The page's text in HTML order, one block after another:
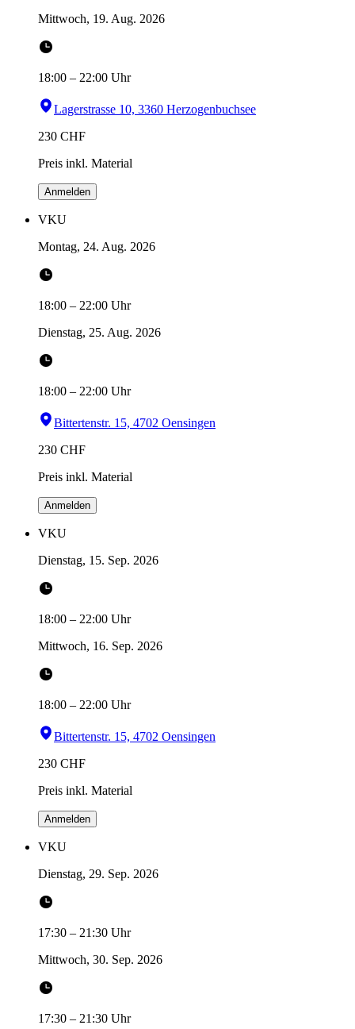
Mittwoch, 19. Aug. 2026
18:00 – 22:00 Uhr
Lagerstrasse 10, 3360 Herzogenbuchsee
230 CHF
Preis inkl. Material
Anmelden
VKU
Montag, 24. Aug. 2026
18:00 – 22:00 Uhr
Dienstag, 25. Aug. 2026
18:00 – 22:00 Uhr
Bittertenstr. 15, 4702 Oensingen
230 CHF
Preis inkl. Material
Anmelden
VKU
Dienstag, 15. Sep. 2026
18:00 – 22:00 Uhr
Mittwoch, 16. Sep. 2026
18:00 – 22:00 Uhr
Bittertenstr. 15, 4702 Oensingen
230 CHF
Preis inkl. Material
Anmelden
VKU
Dienstag, 29. Sep. 2026
17:30 – 21:30 Uhr
Mittwoch, 30. Sep. 2026
17:30 – 21:30 Uhr